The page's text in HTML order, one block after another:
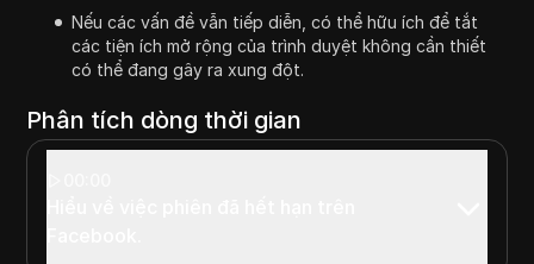
Nếu các vấn đề vẫn tiếp diễn, có thể hữu ích để tắt
các tiện ích mở rộng của trình duyệt không cần thiết
có thể đang gây ra xung đột.
Phân tích dòng thời gian